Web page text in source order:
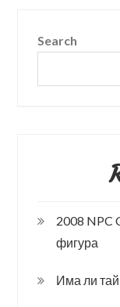
Search
2008 NPC
фигура
Има ли